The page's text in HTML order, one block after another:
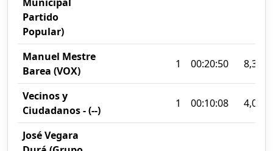
Partido
Popular)
Manuel Mestre
Barea (VOX)
1 00:20:50 8,38%
Vecinos y
Ciudadanos - (--)
1 00:10:08 4,07%
José Vegara